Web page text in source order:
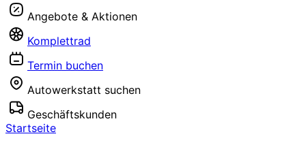
Angebote & Aktionen
Komplettrad
Termin buchen
Autowerkstatt suchen
Geschäftskunden
Startseite